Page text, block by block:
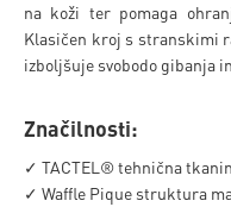
na koži ter pomaga
Klasičen kroj s stranskimi
izboljšuje svobodo gibanja
Značilnosti:
✓ TACTEL® tehnična
✓ Waffle Pique struktura